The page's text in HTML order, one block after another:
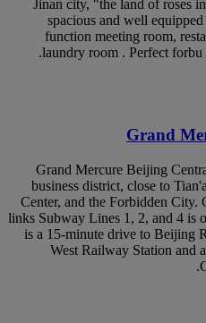
Jinan city, "the land of roses
spacious and well
function meeting room,
laundry room . Perfect forbu
Grand
Grand Mercure Beijing
business district, close to
Center, and the Forbidden City.
links Subway Lines 1, 2, and 4 is
is a 15-minute drive to Beijing
West Railway Station and